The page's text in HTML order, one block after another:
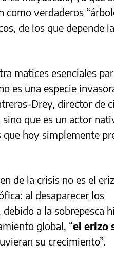
verdaderos
de los que depende
matices esenciales
es una especie
Drey, director de
que es un actor
hoy simplemente
de la crisis no es el
al desaparecer los
a la sobrepesca
global, “el erizo
su crecimiento”.